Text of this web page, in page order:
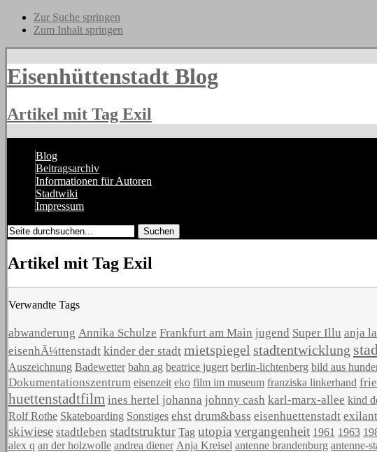
Zur Suche springen
Zum Inhalt springen
Eisenhüttenstadt Blog
Artikel mit Tag Exil
Blog
Beitragsarchiv
Informationen für Autoren
Stadtwiki
Impressum
Artikel mit Tag Exil
Verwandte Tags
abwanderung Annika Schulze Frankfurt am Main jugend Super Illu anja
eisenhÃ¼ttenstadt kinder der stadt mietspiegel stadtentwicklung
Auszeichnung Badewetter bahn ag beatrice jugert berlin-lichtenberg bild aus
Dokumentationszentrum eisenzeit eko film im museum franziska linkerhand
huettenstadtfilm ines hertel johanna johnny cash karl-marx-allee kind
Rolf Rothe Skateboarding Sonstiges ehst drum&bass eisenhuettenstadt exilant
skiwiese stadtleben stadtstruktur Tag utopia vergangenheit 1961 1963
alex q an der holzwolle andrea diener Anja Kreisel antenne brandenburg antenne-